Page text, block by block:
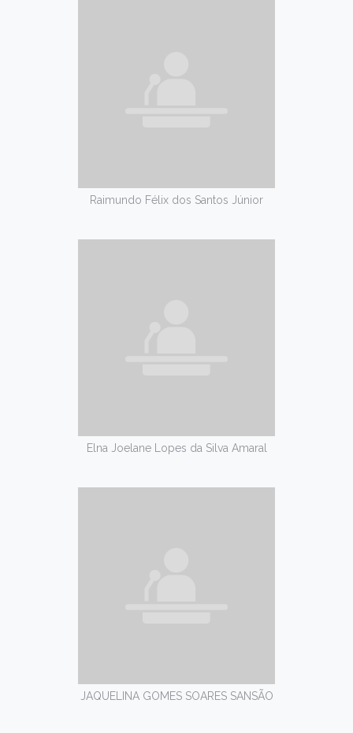
Raimundo Félix dos Santos Júnior
Elna Joelane Lopes da Silva Amaral
JAQUELINA GOMES SOARES SANSÃO